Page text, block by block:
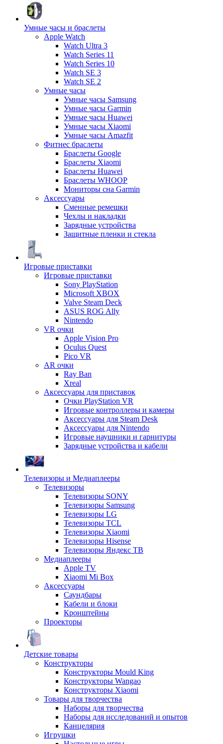
Умные часы и браслеты
Apple Watch
Watch Ultra 3
Watch Series 11
Watch Series 10
Watch SE 3
Watch SE 2
Умные часы
Умные часы Samsung
Умные часы Garmin
Умные часы Huawei
Умные часы Xiaomi
Умные часы Amazfit
Фитнес браслеты
Браслеты Google
Браслеты Xiaomi
Браслеты Huawei
Браслеты WHOOP
Мониторы сна Garmin
Аксессуары
Сменные ремешки
Чехлы и накладки
Зарядные устройства
Защитные пленки и стекла
Игровые приставки
Игровые приставки
Sony PlayStation
Microsoft XBOX
Valve Steam Deck
ASUS ROG Ally
Nintendo
VR очки
Apple Vision Pro
Oculus Quest
Pico VR
AR очки
Ray Ban
Xreal
Аксессуары для приставок
Очки PlayStation VR
Игровые контроллеры и камеры
Аксессуары для Steam Desk
Аксессуары для Nintendo
Игровые наушники и гарнитуры
Зарядные устройства и кабели
Телевизоры и Медиаплееры
Телевизоры
Телевизоры SONY
Телевизоры Samsung
Телевизоры LG
Телевизоры TCL
Телевизоры Xiaomi
Телевизоры Hisense
Телевизоры Яндекс ТВ
Медиаплееры
Apple TV
Xiaomi Mi Box
Аксессуары
Саундбары
Кабели и блоки
Кронштейны
Проекторы
Детские товары
Конструкторы
Конструкторы Mould King
Конструкторы Wangao
Конструкторы Xiaomi
Товары для творчества
Наборы для творчества
Наборы для исследований и опытов
Канцелярия
Игрушки